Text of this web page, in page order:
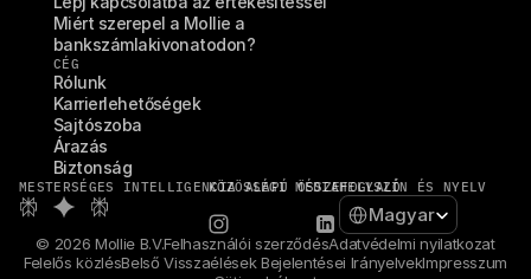
Miért szerepel a Mollie a
bankszámlakivonatodon?
CÉG
Rólunk
Karrierlehetőségek
Sajtószoba
Árazás
Biztonság
MESTERSÉGES INTELLIGENCIA ALAPÚ ÖSSZEFOGLALÓ
KÖZÖSSÉGI MÉDIAHELYSZÍN ÉS NYELV
Select Language
Magyar
© 2026 Mollie B.V.Felhasználói szerződésAdatvédelmi nyilatkozat
Felelős közlésBelső Visszaélések Bejelentései IrányelvekImpresszum